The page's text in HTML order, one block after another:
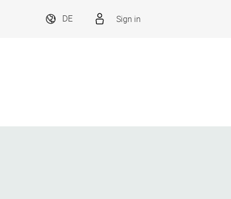
DE Sign in